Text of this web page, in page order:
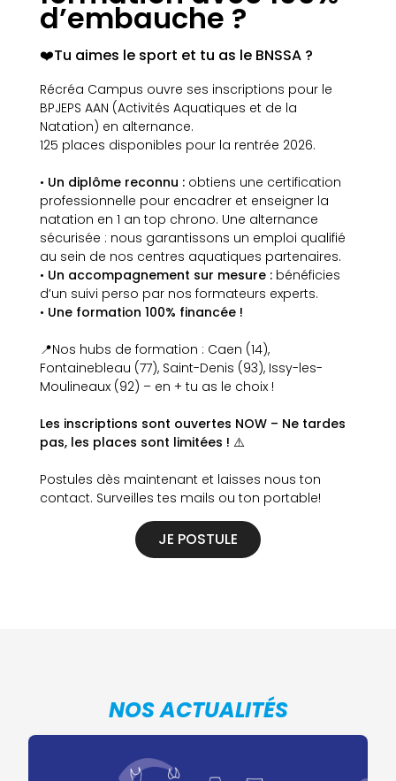
d’embauche ?
❤️Tu aimes le sport et tu as le BNSSA ?
Récréa Campus ouvre ses inscriptions pour le
BPJEPS AAN (Activités Aquatiques et de la
Natation) en alternance.
125 places disponibles pour la rentrée 2026.
• Un diplôme reconnu : obtiens une certification
professionnelle pour encadrer et enseigner la
natation en 1 an top chrono. Une alternance
sécurisée : nous garantissons un emploi qualifié
au sein de nos centres aquatiques partenaires.
• Un accompagnement sur mesure :bénéficies
d’un suivi perso par nos formateurs experts.
• Une formation 100% financée !
📍Nos hubs de formation : Caen (14),
Fontainebleau (77), Saint-Denis (93), Issy-les-
Moulineaux (92) – en + tu as le choix !
Les inscriptions sont ouvertes NOW – Ne tardes
pas, les places sont limitées ! ⚠️
Postules dès maintenant et laisses nous ton
contact. Surveilles tes mails ou ton portable!
JE POSTULE
NOS ACTUALITÉS